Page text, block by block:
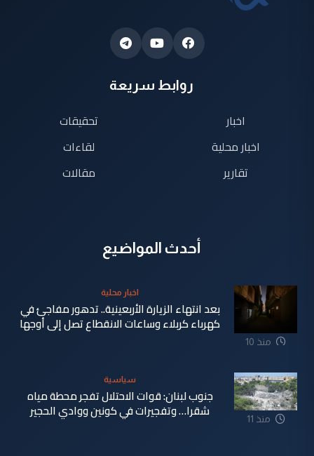
روابط سريعة
اخبار
اخبار محلية
تقارير
تحقيقات
لقاءات
مقالات
أحدث المواضيع
منذ 10
اخبار محلية
بعد انتهاء الزيارة الأربعينية.. تدهور مفاجئ في
كهرباء كربلاء وساعات الانقطاع تصل إلى أوجها
منذ 11
سياسية
جنوب لبنان: قوات الاحتلال تفجر محطة مياه
شقرا… وتفجيرات في كونين ووادي الحجير